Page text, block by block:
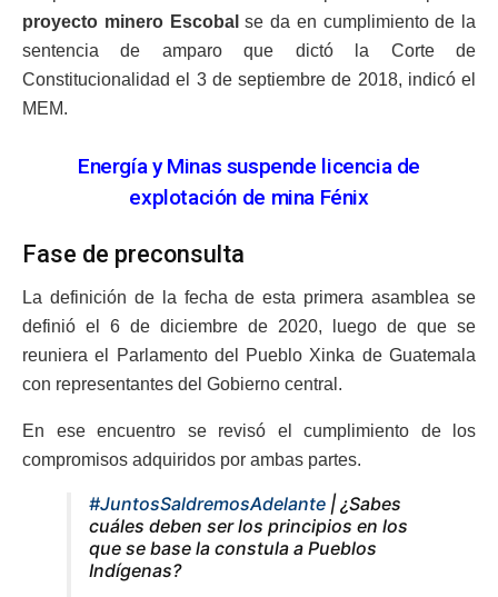
proyecto minero Escobal se da en cumplimiento de la
sentencia de amparo que dictó la Corte de
Constitucionalidad el 3 de septiembre de 2018, indicó el
MEM.
Energía y Minas suspende licencia de
explotación de mina Fénix
Fase de preconsulta
La definición de la fecha de esta primera asamblea se
definió el 6 de diciembre de 2020, luego de que se
reuniera el Parlamento del Pueblo Xinka de Guatemala
con representantes del Gobierno central.
En ese encuentro se revisó el cumplimiento de los
compromisos adquiridos por ambas partes.
#JuntosSaldremosAdelante | ¿Sabes
cuáles deben ser los principios en los
que se base la constula a Pueblos
Indígenas?